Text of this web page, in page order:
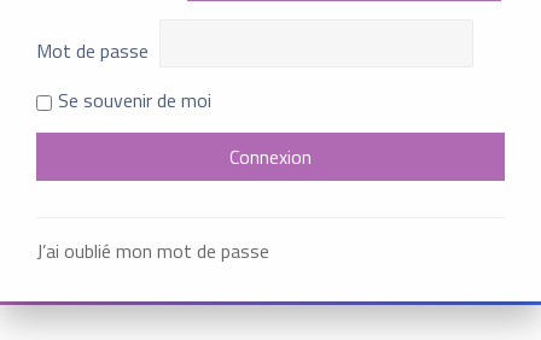
Mot de passe
Se souvenir de moi
J’ai oublié mon mot de passe